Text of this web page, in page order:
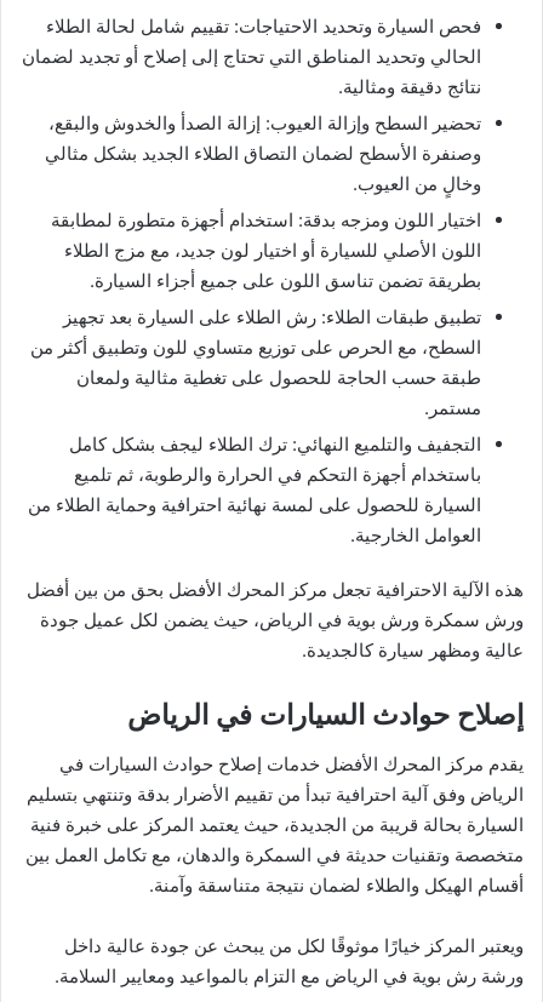
فحص السيارة وتحديد الاحتياجات: تقييم شامل لحالة الطلاء
الحالي وتحديد المناطق التي تحتاج إلى إصلاح أو تجديد لضمان
نتائج دقيقة ومثالية.
تحضير السطح وإزالة العيوب: إزالة الصدأ والخدوش والبقع،
وصنفرة الأسطح لضمان التصاق الطلاء الجديد بشكل مثالي
وخالٍ من العيوب.
اختيار اللون ومزجه بدقة: استخدام أجهزة متطورة لمطابقة
اللون الأصلي للسيارة أو اختيار لون جديد، مع مزج الطلاء
بطريقة تضمن تناسق اللون على جميع أجزاء السيارة.
تطبيق طبقات الطلاء: رش الطلاء على السيارة بعد تجهيز
السطح، مع الحرص على توزيع متساوي للون وتطبيق أكثر من
طبقة حسب الحاجة للحصول على تغطية مثالية ولمعان
مستمر.
التجفيف والتلميع النهائي: ترك الطلاء ليجف بشكل كامل
باستخدام أجهزة التحكم في الحرارة والرطوبة، ثم تلميع
السيارة للحصول على لمسة نهائية احترافية وحماية الطلاء من
العوامل الخارجية.
هذه الآلية الاحترافية تجعل مركز المحرك الأفضل بحق من بين أفضل
ورش سمكرة ورش بوية في الرياض، حيث يضمن لكل عميل جودة
عالية ومظهر سيارة كالجديدة.
إصلاح حوادث السيارات في الرياض
يقدم مركز المحرك الأفضل خدمات إصلاح حوادث السيارات في
الرياض وفق آلية احترافية تبدأ من تقييم الأضرار بدقة وتنتهي بتسليم
السيارة بحالة قريبة من الجديدة، حيث يعتمد المركز على خبرة فنية
متخصصة وتقنيات حديثة في السمكرة والدهان، مع تكامل العمل بين
أقسام الهيكل والطلاء لضمان نتيجة متناسقة وآمنة.
ويعتبر المركز خيارًا موثوقًا لكل من يبحث عن جودة عالية داخل
ورشة رش بوية في الرياض مع التزام بالمواعيد ومعايير السلامة.